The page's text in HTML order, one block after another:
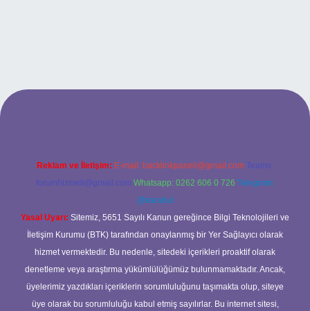
Reklam ve İletişim: E-mail: backlinkpaneli@gmail.com Teams:
forumhizmeti@gmail.com Whatsapp: 0262 606 0 726 Telegram:
@karabul
Yasal Uyarı: Sitemiz, 5651 Sayılı Kanun gereğince Bilgi Teknolojileri ve
İletişim Kurumu (BTK) tarafından onaylanmış bir Yer Sağlayıcı olarak
hizmet vermektedir. Bu nedenle, sitedeki içerikleri proaktif olarak
denetleme veya araştırma yükümlülüğümüz bulunmamaktadır. Ancak,
üyelerimiz yazdıkları içeriklerin sorumluluğunu taşımakta olup, siteye
üye olarak bu sorumluluğu kabul etmiş sayılırlar. Bu internet sitesi,